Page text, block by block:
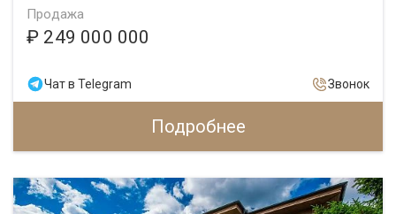
Продажа
₽ 249 000 000
Чат в Telegram Звонок
Подробнее